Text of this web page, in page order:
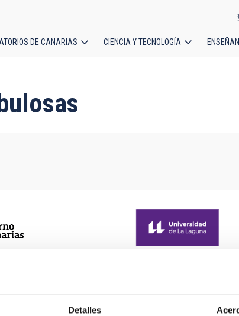
Detalles
DE CANARIAS CIENCIA Y TECNOLOGÍA